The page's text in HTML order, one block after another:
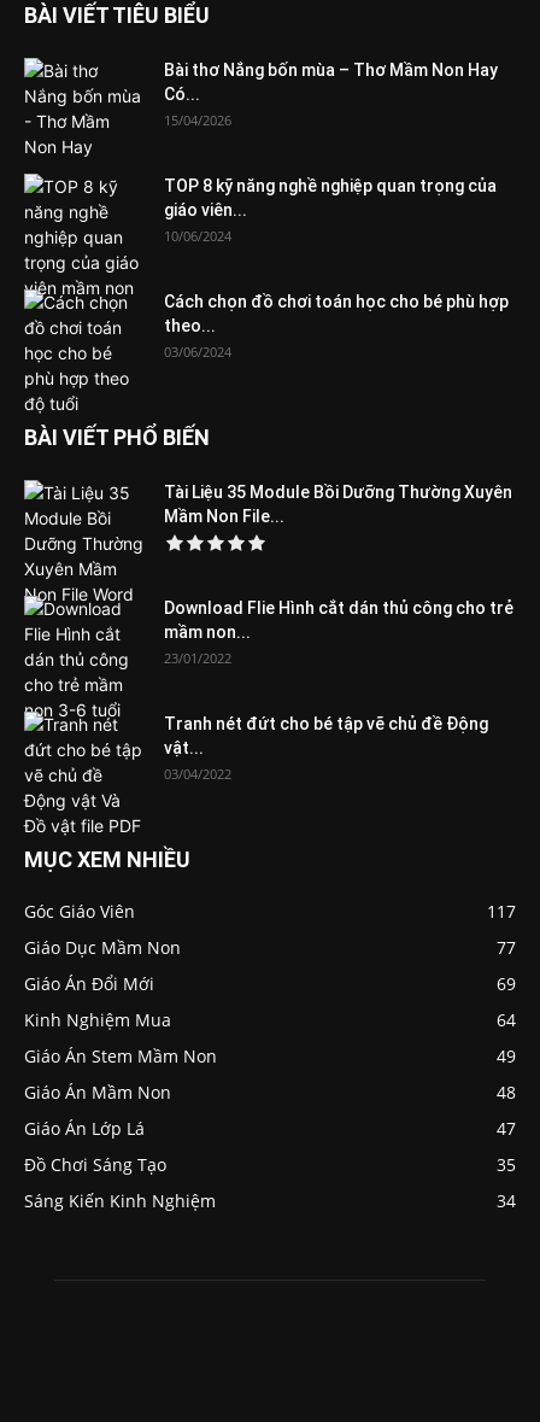
BÀI VIẾT TIÊU BIỂU
Bài thơ Nắng bốn mùa – Thơ Mầm Non Hay
Có...
15/04/2026
TOP 8 kỹ năng nghề nghiệp quan trọng của
giáo viên...
10/06/2024
Cách chọn đồ chơi toán học cho bé phù hợp
theo...
03/06/2024
BÀI VIẾT PHỔ BIẾN
Tài Liệu 35 Module Bồi Dưỡng Thường Xuyên
Mầm Non File...
Download Flie Hình cắt dán thủ công cho trẻ
mầm non...
23/01/2022
Tranh nét đứt cho bé tập vẽ chủ đề Động
vật...
03/04/2022
MỤC XEM NHIỀU
Góc Giáo Viên
117
Giáo Dục Mầm Non
77
Giáo Án Đổi Mới
69
Kinh Nghiệm Mua
64
Giáo Án Stem Mầm Non
49
Giáo Án Mầm Non
48
Giáo Án Lớp Lá
47
Đồ Chơi Sáng Tạo
35
Sáng Kiến Kinh Nghiệm
34